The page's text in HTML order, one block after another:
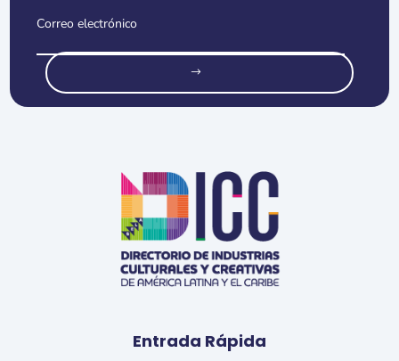
Entrada Rápida